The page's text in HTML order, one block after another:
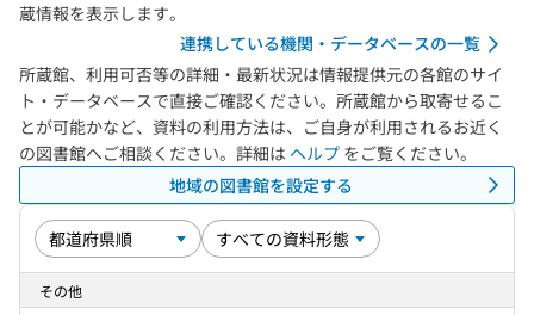
蔵情報を表示します。
連携している機関・データベースの一覧
所蔵館、利用可否等の詳細・最新状況は情報提供元の各館のサイ
ト・データベースで直接ご確認ください。所蔵館から取寄せるこ
とが可能かなど、資料の利用方法は、ご自身が利用されるお近く
の図書館へご相談ください。詳細は ヘルプ をご覧ください。
地域の図書館を設定する
その他